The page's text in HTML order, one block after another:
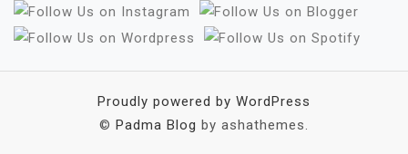
Proudly powered by WordPress
© Padma Blog by ashathemes.